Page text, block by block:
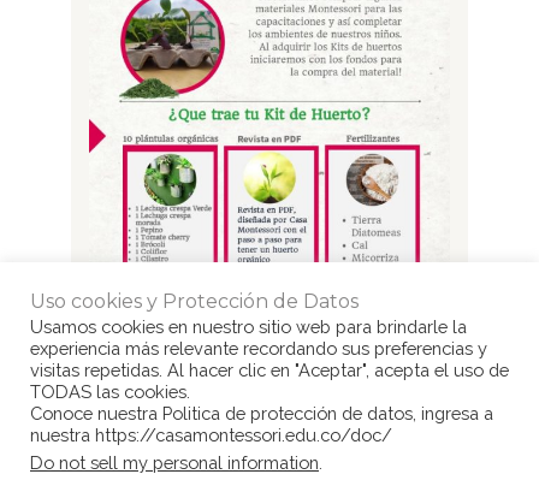
© Copyright Casa Montessori 2017
Uso cookies y Protección de Datos
Usamos cookies en nuestro sitio web para brindarle la
experiencia más relevante recordando sus preferencias y
visitas repetidas. Al hacer clic en "Aceptar", acepta el uso de
TODAS las cookies.
Conoce nuestra Politica de protección de datos, ingresa a
nuestra https://casamontessori.edu.co/doc/
Do not sell my personal information